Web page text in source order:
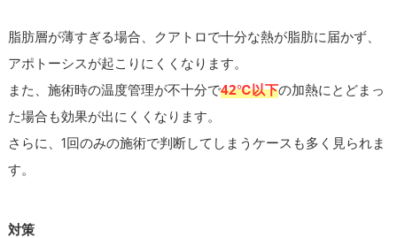
脂肪層が薄すぎる場合、クアトロで十分な熱が脂肪に届かず、
アポトーシスが起こりにくくなります。
また、施術時の温度管理が不十分で42℃以下の加熱にとどまっ
た場合も効果が出にくくなります。
さらに、1回のみの施術で判断してしまうケースも多く見られま
す。
対策